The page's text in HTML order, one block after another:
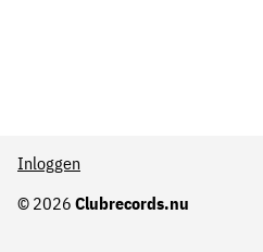
© 2026 Clubrecords.nu
Inloggen